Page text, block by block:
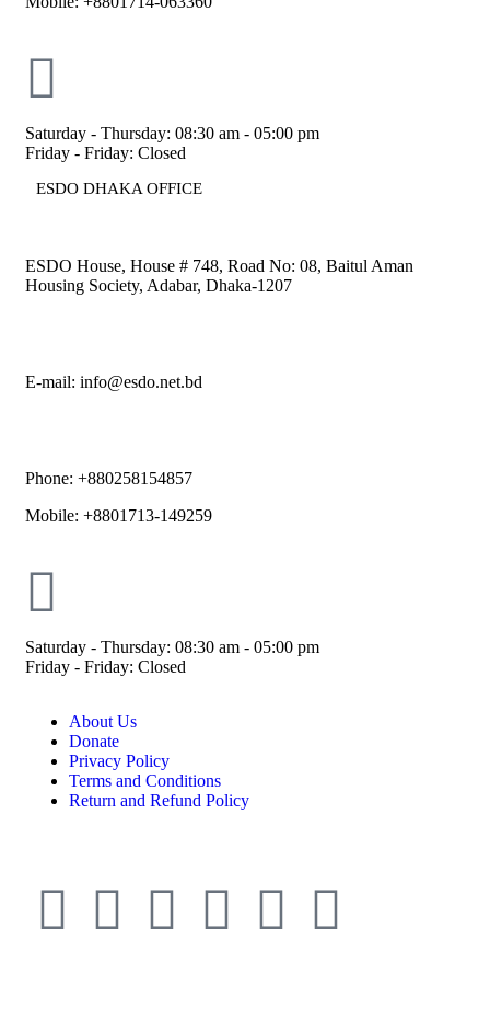
Saturday - Thursday: 08:30 am - 05:00 pm
Friday - Friday: Closed
ESDO DHAKA OFFICE​
ESDO House, House # 748, Road No: 08, Baitul Aman
Housing Society, Adabar, Dhaka-1207
E-mail: info@esdo.net.bd
Phone: +880258154857
Mobile: +8801713-149259
Saturday - Thursday: 08:30 am - 05:00 pm
Friday - Friday: Closed
About Us
Donate
Privacy Policy
Terms and Conditions
Return and Refund Policy